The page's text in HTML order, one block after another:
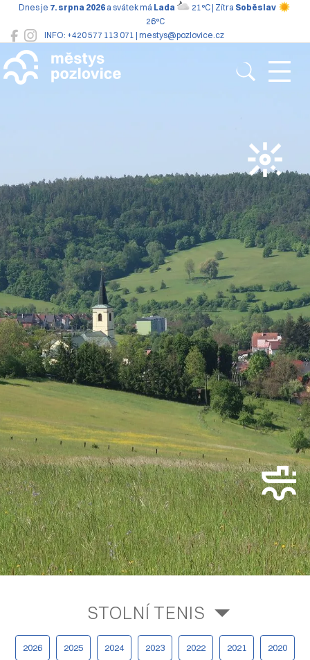
INFO: +420 577 113 071 | mestys@pozlovice.cz
Dnes je 7. srpna 2026 a svátek má Lada 21°C | Zítra Soběslav
26°C
Pozlovice
STOLNÍ TENIS
2026 2025 2024 2023 2022 2021 2020